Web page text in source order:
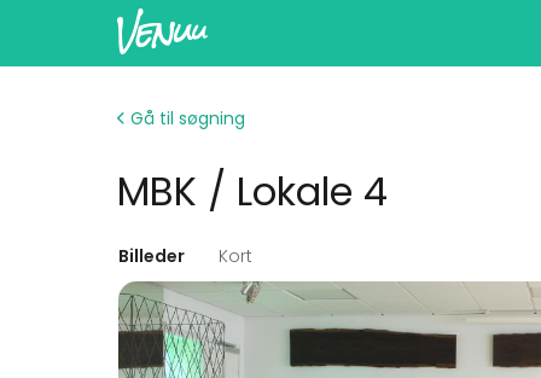
Gå til søgning
MBK / Lokale 4
Billeder Kort